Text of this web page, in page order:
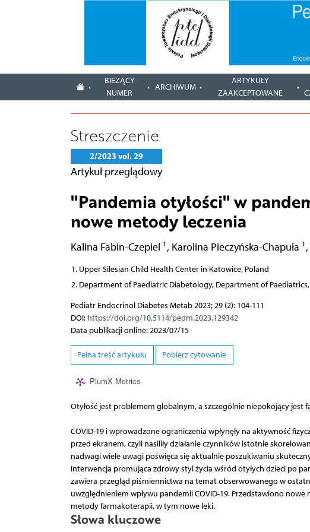
BIEŻĄCY
NUMER
ARCHIWUM
ARTYKUŁY
ZAAKCEPTOWANE
Streszczenie
2/2023 vol. 29
Artykuł przeglądowy
"Pandemia otyłości" w
nowe metody leczenia
Kalina Fabin-Czepiel 1 , Karolina Pieczyńska-Chapuła 1 ,
Upper Silesian Child Health Center in Katowice, Poland
Department of Paediatric Diabetology, Department of
Pediatr Endocrinol Diabetes Metab 2023; 29 (2): 104-111
DOI: https://doi.org/10.5114/pedm.2023.129342
Data publikacji online: 2023/07/15
Pełna treść artykułu Pobierz cytowanie
PlumX Metrics
Otyłość jest problemem globalnym, a szczególnie niepokojący jest
COVID-19 i wprowadzone ograniczenia wpłynęły na aktywność
przed ekranem, czyli nasiliły działanie czynników istotnie
nadwagi wiele uwagi poświęca się aktualnie poszukiwaniu
Interwencja promująca zdrowy styl życia wśród otyłych dzieci po
zawiera przegląd piśmiennictwa na temat obserwowanego w
uwzględnieniem wpływu pandemii COVID-19. Przedstawiono
metody farmakoterapii, w tym nowe leki.
Słowa kluczowe